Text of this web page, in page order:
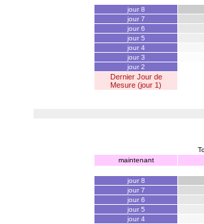
jour 8
jour 7
jour 6
jour 5
jour 4
jour 3
jour 2
Dernier Jour de
Mesure (jour 1)
maintenant
jour 8
jour 7
jour 6
jour 5
jour 4